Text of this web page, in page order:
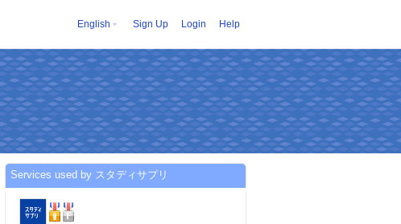
English Sign Up Login Help
Services used by スタディサプリ